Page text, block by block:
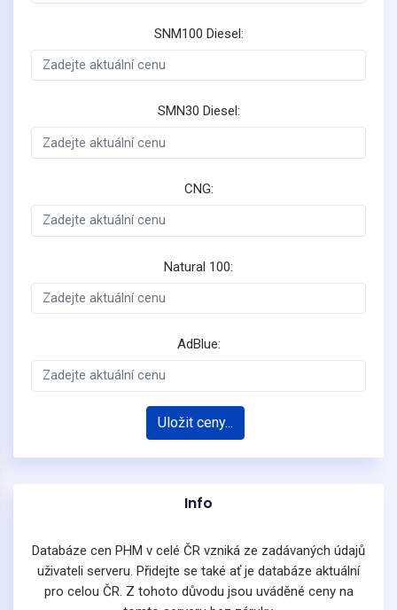
SNM100 Diesel:
SMN30 Diesel:
CNG:
Natural 100:
AdBlue:
Uložit ceny...
Info
Databáze cen PHM v celé ČR vzniká ze zadávaných údajů
uživateli serveru. Přidejte se také ať je databáze aktuální
pro celou ČR. Z tohoto důvodu jsou uváděné ceny na